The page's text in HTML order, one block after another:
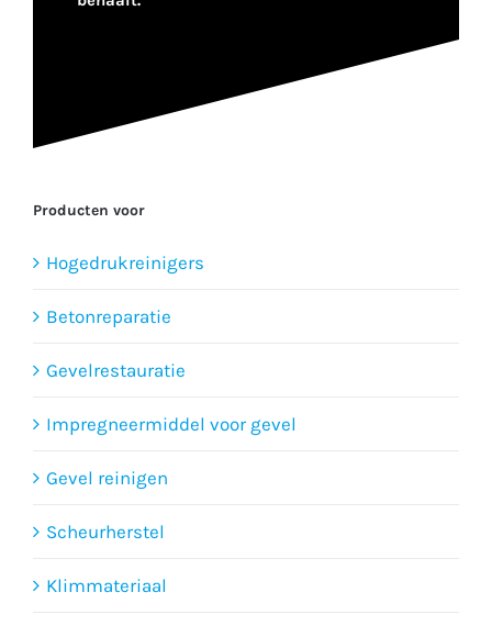
Producten voor
Hogedrukreinigers
Betonreparatie
Gevelrestauratie
Impregneermiddel voor gevel
Gevel reinigen
Scheurherstel
Klimmateriaal